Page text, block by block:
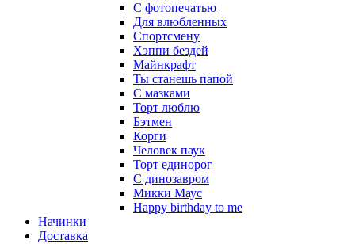
С фотопечатью
Для влюбленных
Спортсмену
Хэппи бездей
Майнкрафт
Ты станешь папой
С мазками
Торт люблю
Бэтмен
Корги
Человек паук
Торт единорог
С динозавром
Микки Маус
Happy birthday to me
Начинки
Доставка